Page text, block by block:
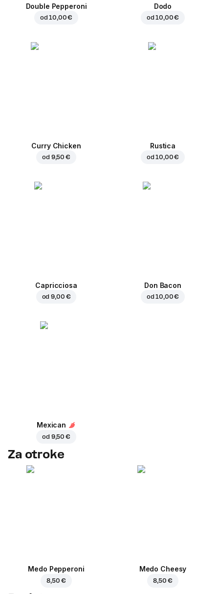
Double Pepperoni
od10,00 €
Dodo
od10,00 €
Curry Chicken
od 9,50 €
Rustica
od10,00 €
Capricciosa
od9,00 €
Don Bacon
od10,00 €
Mexican
od 9,50 €
Za otroke
Medo Pepperoni
8,50 €
Medo Cheesy
8,50 €